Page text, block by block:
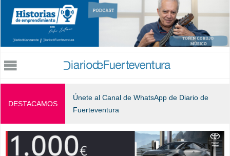
Jump to navigation
DESTACAMOS
Únete al Canal de WhatsApp de Diario de
Fuerteventura